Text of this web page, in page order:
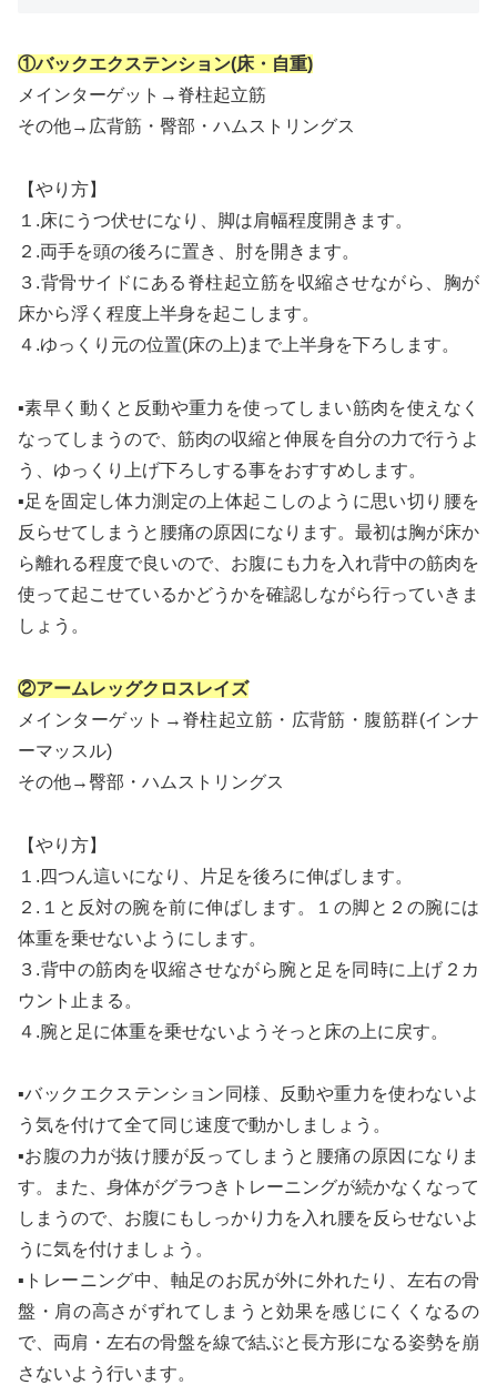
①バックエクステンション(床・自重)
メインターゲット→脊柱起立筋
その他→広背筋・臀部・ハムストリングス
【やり方】
１.床にうつ伏せになり、脚は肩幅程度開きます。
２.両手を頭の後ろに置き、肘を開きます。
３.背骨サイドにある脊柱起立筋を収縮させながら、胸が
床から浮く程度上半身を起こします。
４.ゆっくり元の位置(床の上)まで上半身を下ろします。
▪素早く動くと反動や重力を使ってしまい筋肉を使えなく
なってしまうので、筋肉の収縮と伸展を自分の力で行うよ
う、ゆっくり上げ下ろしする事をおすすめします。
▪足を固定し体力測定の上体起こしのように思い切り腰を
反らせてしまうと腰痛の原因になります。最初は胸が床か
ら離れる程度で良いので、お腹にも力を入れ背中の筋肉を
使って起こせているかどうかを確認しながら行っていきま
しょう。
②アームレッグクロスレイズ
メインターゲット→脊柱起立筋・広背筋・腹筋群(インナ
ーマッスル)
その他→臀部・ハムストリングス
【やり方】
１.四つん這いになり、片足を後ろに伸ばします。
２.１と反対の腕を前に伸ばします。１の脚と２の腕には
体重を乗せないようにします。
３.背中の筋肉を収縮させながら腕と足を同時に上げ２カ
ウント止まる。
４.腕と足に体重を乗せないようそっと床の上に戻す。
▪バックエクステンション同様、反動や重力を使わないよ
う気を付けて全て同じ速度で動かしましょう。
▪お腹の力が抜け腰が反ってしまうと腰痛の原因になりま
す。また、身体がグラつきトレーニングが続かなくなって
しまうので、お腹にもしっかり力を入れ腰を反らせないよ
うに気を付けましょう。
▪トレーニング中、軸足のお尻が外に外れたり、左右の骨
盤・肩の高さがずれてしまうと効果を感じにくくなるの
で、両肩・左右の骨盤を線で結ぶと長方形になる姿勢を崩
さないよう行います。